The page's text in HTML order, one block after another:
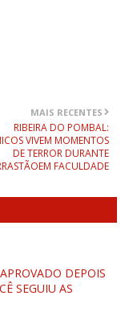
MAIS RECENTES
RIBEIRA DO POMBAL:
VIVEM MOMENTOS
DE TERROR DURANTE
FACULDADE
DEPOIS
SEGUIU AS